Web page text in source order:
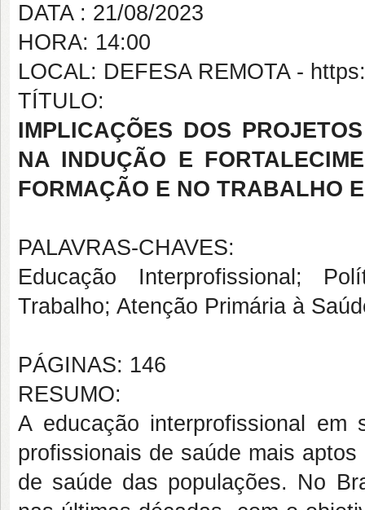
DATA : 21/08/2023
HORA: 14:00
LOCAL: DEFESA REMOTA -
TÍTULO:
IMPLICAÇÕES DOS
NA INDUÇÃO E
FORMAÇÃO E NO TRABALHO
PALAVRAS-CHAVES:
Educação Interprofissional;
Trabalho; Atenção Primária à
PÁGINAS: 146
RESUMO:
A educação interprofissional
profissionais de saúde mais
de saúde das populações. No